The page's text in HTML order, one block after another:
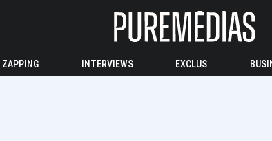
ZAPPING INTERVIEWS EXCLUS